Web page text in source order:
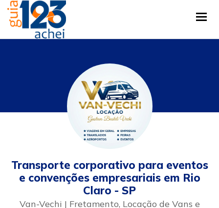
Transporte corporativo para eventos
e convenções empresariais em Rio
Claro - SP
Van-Vechi | Fretamento, Locação de Vans e